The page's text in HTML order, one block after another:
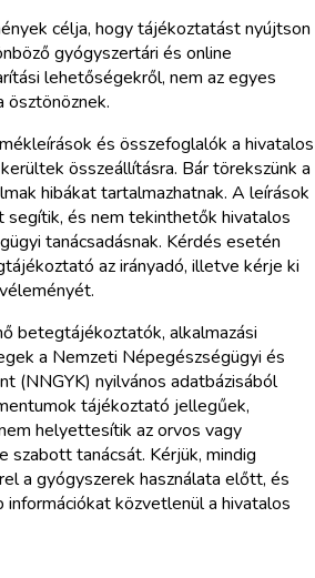
célja, hogy tájékoztatást nyújtson
gyógyszertári és online
lehetőségekről, nem az egyes
ösztönöznek.
és összefoglalók a hivatalos
összeállításra. Bár törekszünk a
hibákat tartalmazhatnak. A leírások
segítik, és nem tekinthetők hivatalos
tanácsadásnak. Kérdés esetén
az irányadó, illetve kérje ki
betegtájékoztatók, alkalmazási
a Nemzeti Népegészségügyi és
(NNGYK) nyilvános adatbázisából
tájékoztató jellegűek,
helyettesítik az orvos vagy
szabott tanácsát. Kérjük, mindig
a gyógyszerek használata előtt, és
közvetlenül a hivatalos